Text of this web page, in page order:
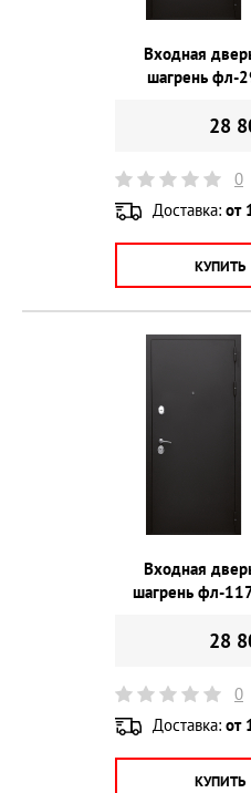
Входная
шагрень фл-
28
0
Доставка: от
КУПИТЬ
Входная
шагрень фл-
28
0
Доставка: от
КУПИТЬ